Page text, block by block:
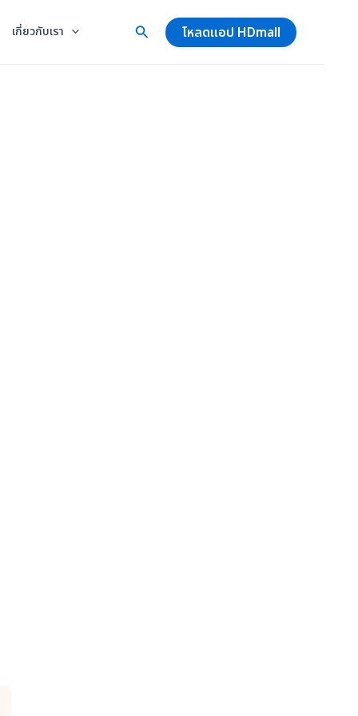
เกี่ยวกับเรา โหลดแอป HDmall